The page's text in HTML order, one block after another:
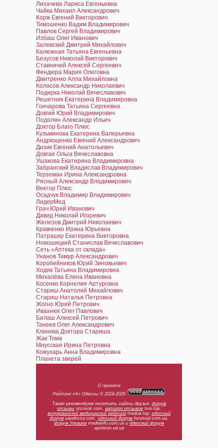
Лихачева Лариса Евгеньевна
Чайка Михаил Александрович
Корж Евгений Викторович
Тимошенко Вадим Владимирович
Павлов Сергей Владимирович
Избаш Олег Иванович
Залевский Дмитрий Михайлович
Калюжная Татьяна Евгеньевна
Безусов Николай Викторович
Ставничий Алексей Сергеевич
Фендюра Мария Олеговна
Дмитренко Алла Михайловна
Колосов Александр Николаевич
Подирка Николай Вячеславович
Решетник Екатерина Владимировна
Гончарова Татьяна Сергеевна
Довгий Юрий Владимирович
Подолян Александр Ильич
Доктор Благо Плюс
Кузьминова Екатерина Валерьевна
Андрющенко Евгений Александрович
Дизик Евгений Анатольевич
Довгая Ольга Вячеславовна
Ушакова Екатерина Владимировна
Забранский Владислав Владимирович
Терземан Ирина Александровна
Рясный Александр Владимирович
Вектор Плюс
Осадчук Владимир Владимирович
ЛидерМед
Грач Юрий Иванович
Давид Николай Игоревич
Железов Дмитрий Николаевич
Кравченко Ирина Юрьевна
Патрашку Екатерина Викторовна
Новошицкий Станислав Вячеславович
Сеть «Аптека от склада»
Унанов Тимур Александрович
Коробейников Юрий Зиновьевич
Ходяк Татьяна Владимировна
Михалёва Елена Ивановна
Косенко Корнелия Артуровна
Стариш Анатолий Михайлович
Стариш Наталья Петровна
Жогно Юрий Петрович
Ивахнюк Олег Павлович
Билаш Алексей Петрович
Танеев Олег Александрович
Клиника Доктора Стариша
Жак Тома
Миусская Ирина Петровна
Кожухарь Анна Владимировна
Планета зверей
О проекте
Рейтинг «А» Одессы © 2016-2026
Также рекомендуем посетить сайты друзья: форум
отзывы otzovok.com, каталог отзывов tvoi.top,
всеукраинский медицинский рейтингmedua.top, одесский
форум uaodessa.com, одеський форум forumod.com.ua,
форум Украина mediainfo.com.ua и одесский форум
apelmon.od.ua